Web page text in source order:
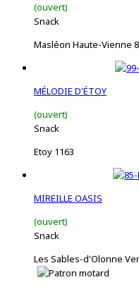
(ouvert)
Snack
Masléon Haute-Vienne
MÉLODIE D'ÉTOY
(ouvert)
Snack
Etoy 1163
MIREILLE OASIS
(ouvert)
Snack
Les Sables-d'Olonne